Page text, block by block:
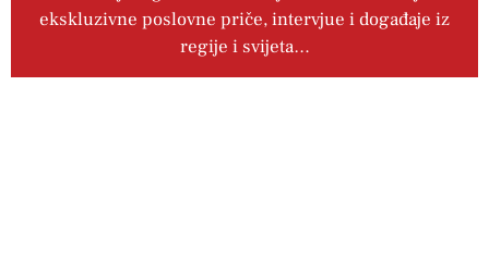
ekskluzivne poslovne priče, intervjue i događaje iz
regije i svijeta…